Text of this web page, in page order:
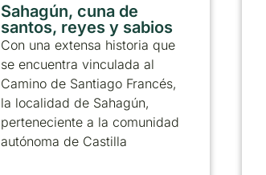
Sahagún, cuna de
santos, reyes y sabios
Con una extensa historia que
se encuentra vinculada al
Camino de Santiago Francés,
la localidad de Sahagún,
perteneciente a la comunidad
autónoma de Castilla